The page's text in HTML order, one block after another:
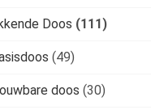
Doos (111)
(49)
doos (30)